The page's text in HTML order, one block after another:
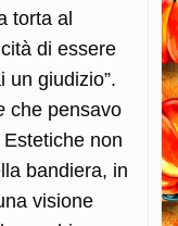
torta al
di essere
un giudizio”.
che pensavo
non
bandiera, in
visione